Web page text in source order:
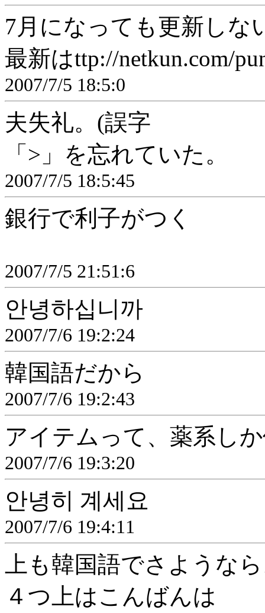
7月になっても更新しな
最新はttp://netkun.com/
2007/7/5 18:5:0
夫失礼。(誤字
「>」を忘れていた。
2007/7/5 18:5:45
銀行で利子がつく
2007/7/5 21:51:6
안녕하십니까
2007/7/6 19:2:24
韓国語だから
2007/7/6 19:2:43
アイテムって、薬系し
2007/7/6 19:3:20
안녕히 계세요
2007/7/6 19:4:11
上も韓国語でさような
４つ上はこんばんは